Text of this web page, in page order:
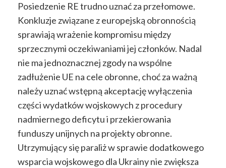
Posiedzenie RE trudno uznać za przełomowe.
Konkluzje związane z europejską obronnością
sprawiają wrażenie kompromisu między
sprzecznymi oczekiwaniami jej członków. Nadal
nie ma jednoznacznej zgody na wspólne
zadłużenie UE na cele obronne, choć za ważną
należy uznać wstępną akceptację wyłączenia
części wydatków wojskowych z procedury
nadmiernego deficytu i przekierowania
funduszy unijnych na projekty obronne.
Utrzymujący się paraliż w sprawie dodatkowego
wsparcia wojskowego dla Ukrainy nie zwiększa